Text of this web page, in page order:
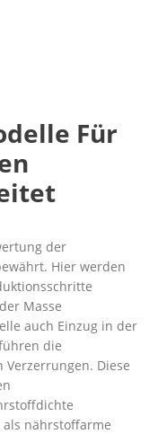
Für
der
Hier werden
Masse
auch Einzug in der
die
Diese
nährstoffarme